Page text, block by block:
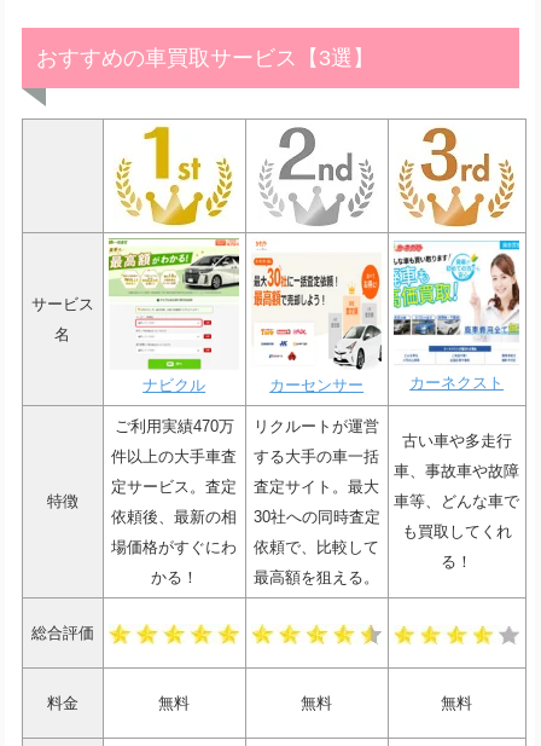
おすすめの車買取サービス【3選】
サービス
名
ナビクル カーセンサー カーネクスト
特徴
ご利用実績470万
件以上の大手車査
定サービス。査定
依頼後、最新の相
場価格がすぐにわ
かる！
リクルートが運営
する大手の車一括
査定サイト。最大
30社への同時査定
依頼で、比較して
最高額を狙える。
古い車や多走行
車、事故車や故障
車等、どんな車で
も買取してくれ
る！
総合評価
料金 無料 無料 無料